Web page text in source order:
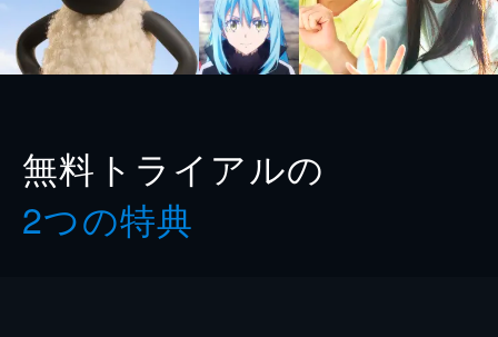
無料トライアルの
2つの特典